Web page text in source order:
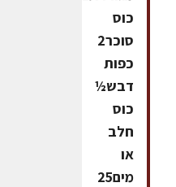
כוס
סוכר2
כפות
דבש½
כוס
חלב
או
מים25